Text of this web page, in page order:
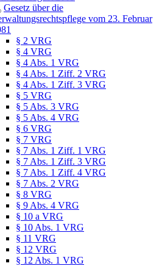
Gesetz über die
vom 23. Februar
§ 2 VRG
§ 4 VRG
§ 4 Abs. 1 VRG
§ 4 Abs. 1 Ziff. 2 VRG
§ 4 Abs. 1 Ziff. 3 VRG
§ 5 VRG
§ 5 Abs. 3 VRG
§ 5 Abs. 4 VRG
§ 6 VRG
§ 7 VRG
§ 7 Abs. 1 Ziff. 1 VRG
§ 7 Abs. 1 Ziff. 3 VRG
§ 7 Abs. 1 Ziff. 4 VRG
§ 7 Abs. 2 VRG
§ 8 VRG
§ 9 Abs. 4 VRG
§ 10 a VRG
§ 10 Abs. 1 VRG
§ 11 VRG
§ 12 VRG
§ 12 Abs. 1 VRG